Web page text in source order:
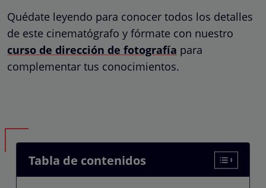
Quédate leyendo para conocer todos los detalles
de este cinematógrafo y fórmate con nuestro
curso de dirección de fotografía para
complementar tus conocimientos.
Tabla de contenidos